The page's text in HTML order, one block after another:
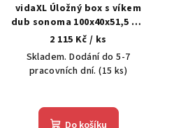
vidaXL Úložný box s víkem
dub sonoma 100x40x51,5 cm
kompozitní dřevo
2 115 Kč / ks
Skladem. Dodání do 5-7
pracovních dní.(15 ks)
Do košíku